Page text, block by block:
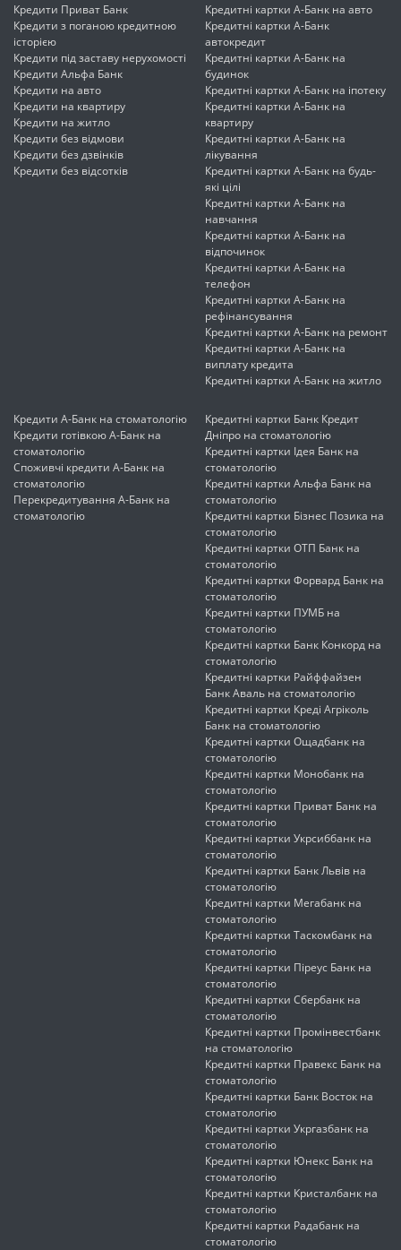
Кредити Приват Банк
Кредити з поганою кредитною
історією
Кредити під заставу нерухомості
Кредити Альфа Банк
Кредити на авто
Кредити на квартиру
Кредити на житло
Кредити без відмови
Кредити без дзвінків
Кредити без відсотків
Кредитні картки А-Банк на авто
Кредитні картки А-Банк
автокредит
Кредитні картки А-Банк на
будинок
Кредитні картки А-Банк на іпотеку
Кредитні картки А-Банк на
квартиру
Кредитні картки А-Банк на
лікування
Кредитні картки А-Банк на будь-
які цілі
Кредитні картки А-Банк на
навчання
Кредитні картки А-Банк на
відпочинок
Кредитні картки А-Банк на
телефон
Кредитні картки А-Банк на
рефінансування
Кредитні картки А-Банк на ремонт
Кредитні картки А-Банк на
виплату кредита
Кредитні картки А-Банк на житло
Кредити А-Банк на стоматологію
Кредити готівкою А-Банк на
стоматологію
Споживчі кредити А-Банк на
стоматологію
Перекредитування А-Банк на
стоматологію
Кредитні картки Банк Кредит
Дніпро на стоматологію
Кредитні картки Ідея Банк на
стоматологію
Кредитні картки Альфа Банк на
стоматологію
Кредитні картки Бізнес Позика на
стоматологію
Кредитні картки ОТП Банк на
стоматологію
Кредитні картки Форвард Банк на
стоматологію
Кредитні картки ПУМБ на
стоматологію
Кредитні картки Банк Конкорд на
стоматологію
Кредитні картки Райффайзен
Банк Аваль на стоматологію
Кредитні картки Креді Агріколь
Банк на стоматологію
Кредитні картки Ощадбанк на
стоматологію
Кредитні картки Монобанк на
стоматологію
Кредитні картки Приват Банк на
стоматологію
Кредитні картки Укрсиббанк на
стоматологію
Кредитні картки Банк Львів на
стоматологію
Кредитні картки Мегабанк на
стоматологію
Кредитні картки Таскомбанк на
стоматологію
Кредитні картки Піреус Банк на
стоматологію
Кредитні картки Сбербанк на
стоматологію
Кредитні картки Промінвестбанк
на стоматологію
Кредитні картки Правекс Банк на
стоматологію
Кредитні картки Банк Восток на
стоматологію
Кредитні картки Укргазбанк на
стоматологію
Кредитні картки Юнекс Банк на
стоматологію
Кредитні картки Кристалбанк на
стоматологію
Кредитні картки Радабанк на
стоматологію